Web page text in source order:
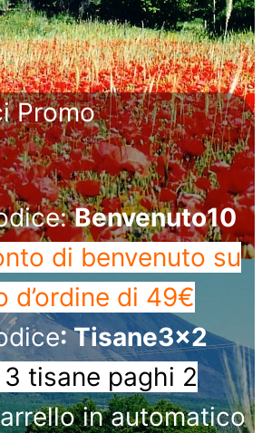
Promo
Benvenuto10
di benvenuto su
d’ordine di 49€
: Tisane3x2
tisane paghi 2
in automatico